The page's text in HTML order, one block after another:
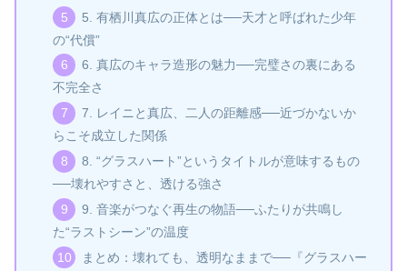
5. 有栖川真広の正体とは──天才と呼ばれた少年
の“代償”
6. 真広のキャラ造形の魅力──完璧さの裏にある
不完全さ
7. レイニと真広、二人の距離感──近づかないか
らこそ成立した関係
8. “グラスハート”というタイトルが意味するもの
──壊れやすさと、透ける強さ
9. 音楽がつなぐ再生の物語──ふたりが共鳴し
た“ラストシーン”の温度
まとめ：壊れても、透明なままで──『グラスハー